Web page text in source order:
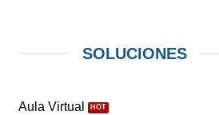
SOLUCIONES
Aula Virtual